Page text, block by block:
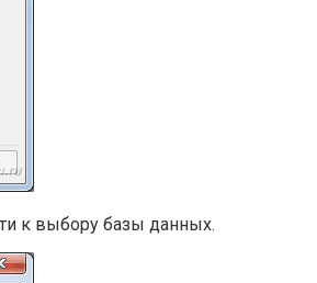
к выбору базы данных.